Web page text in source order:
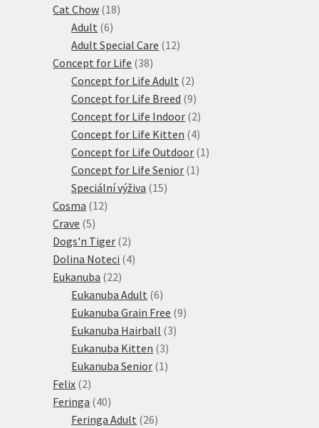
Cat Chow 1818
Adult 66
produktů
Adult Special Care 1212
Concept for Life 3838
produktů
Concept for Life Adult 22
produkty
Concept for Life Breed 99
produktů
Concept for Life Indoor 22
produkty
Concept for Life Kitten 44
produkty
Concept for Life Outdoor 1 1
Concept for Life Senior 1 1
Speciální výživa 1515
Cosma 1212
Crave 55
produktů
Dogs'n Tiger 22
produkty
Dolina Noteci 44
Eukanuba 2222
produktů
Eukanuba Adult 66
produktů
Eukanuba Grain Free 99
Eukanuba Hairball 33
Eukanuba Kitten 33
produkty
Eukanuba Senior 1 1
Felix 22
produkty
Feringa 4040
produktů
Feringa Adult 2626